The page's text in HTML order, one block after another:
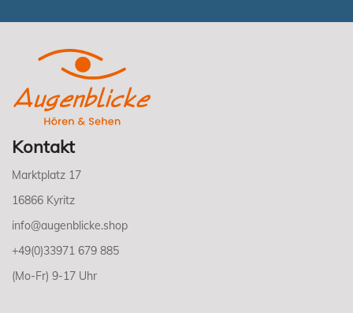
Kontakt
Marktplatz 17
16866 Kyritz
info@augenblicke.shop
+49(0)33971 679 885
(Mo-Fr) 9-17 Uhr